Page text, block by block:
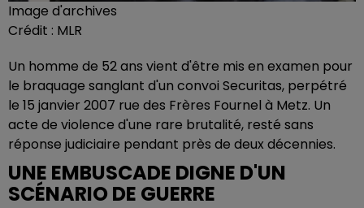
Image d'archives
Crédit : MLR
Un homme de 52 ans vient d'être mis en examen pour
le braquage sanglant d'un convoi Securitas, perpétré
le 15 janvier 2007 rue des Frères Fournel à Metz. Un
acte de violence d'une rare brutalité, resté sans
réponse judiciaire pendant près de deux décennies.
UNE EMBUSCADE DIGNE D'UN
SCÉNARIO DE GUERRE